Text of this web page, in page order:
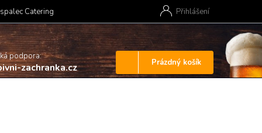
Catering Přihlášení
podpora:
zachranka.cz
Nákupní
košík
Prázdný košík